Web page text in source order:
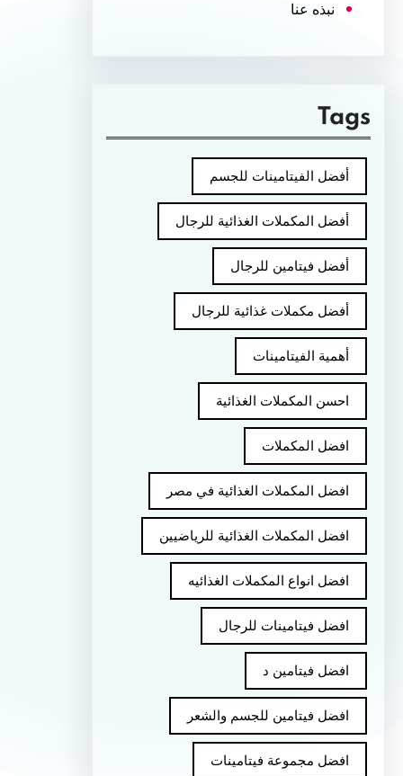
نبذه عنا
Tags
أفضل الفيتامينات للجسم
أفضل المكملات الغذائية للرجال
أفضل فيتامين للرجال
أفضل مكملات غذائية للرجال
أهمية الفيتامينات
احسن المكملات الغذائية
افضل المكملات
افضل المكملات الغذائية في مصر
افضل المكملات الغذائية للرياضيين
افضل انواع المكملات الغذائيه
افضل فيتامينات للرجال
افضل فيتامين د
افضل فيتامين للجسم والشعر
افضل مجموعة فيتامينات